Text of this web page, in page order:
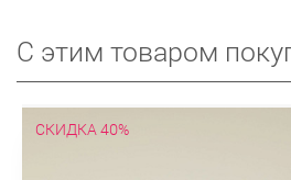
С этим товаром
СКИДКА 40%